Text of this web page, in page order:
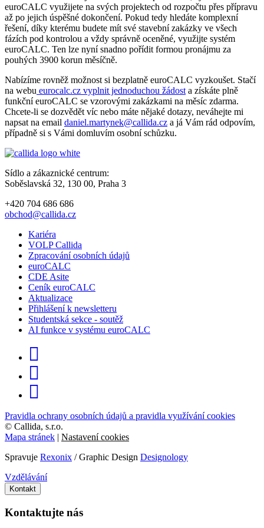
euroCALC využijete na svých projektech od rozpočtu přes přípravu
až po jejich úspěšné dokončení. Pokud tedy hledáte komplexní
řešení, díky kterému budete mít své stavební zakázky ve všech
fázích pod kontrolou a vždy správně oceněné, využijte systém
euroCALC. Ten lze nyní snadno pořídit formou pronájmu za
pouhých 3900 korun měsíčně.
Nabízíme rovněž možnost si bezplatně euroCALC vyzkoušet. Stačí
na webu eurocalc.cz vyplnit jednoduchou žádosta získáte plně
funkční euroCALC se vzorovými zakázkami na měsíc zdarma.
Chcete-li se dozvědět víc nebo máte nějaké dotazy, neváhejte mi
napsat na email daniel.martynek@callida.cz a já Vám rád odpovím,
případně si s Vámi domluvím osobní schůzku.
Sídlo a zákaznické centrum:
Soběslavská 32, 130 00, Praha 3
+420 704 686 686
obchod@callida.cz
Kariéra
VOLP Callida
Zpracování osobních údajů
euroCALC
CDE Asite
Ceník euroCALC
Aktualizace
Přihlášení k newsletteru
Studentská sekce - soutěž
AI funkce v systému euroCALC
Pravidla ochrany osobních údajů a pravidla využívání cookies
© Callida, s.r.o.
Mapa stránek | Nastavení cookies
Spravuje Rexonix / Graphic Design Designology
Vzdělávání
Kontakt
Kontaktujte nás